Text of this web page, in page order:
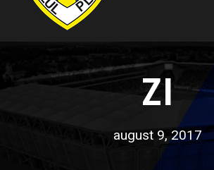
ZI
august 9, 2017